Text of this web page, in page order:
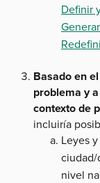
Definir
Basado en
problema y
contexto de
incluiría
Leyes
nivel